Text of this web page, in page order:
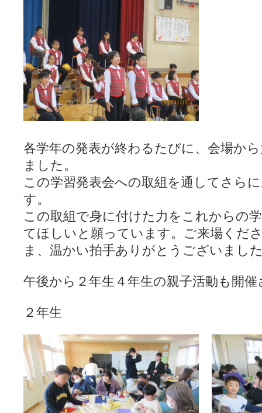
各学年の発表が終わるたびに、会場か
ました。
この学習発表会への取組を通してさら
す。
この取組で身に付けた力をこれからの
てほしいと願っています。ご来場くだ
ま、温かい拍手ありがとうございまし
午後から２年生４年生の親子活動も開
２年生